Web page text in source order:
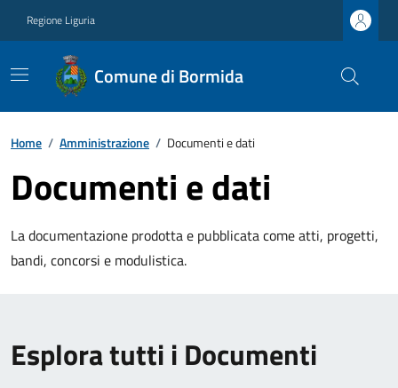
Regione Liguria
Comune di Bormida
Home / Amministrazione / Documenti e dati
Documenti e dati
La documentazione prodotta e pubblicata come atti, progetti,
bandi, concorsi e modulistica.
Esplora tutti i Documenti